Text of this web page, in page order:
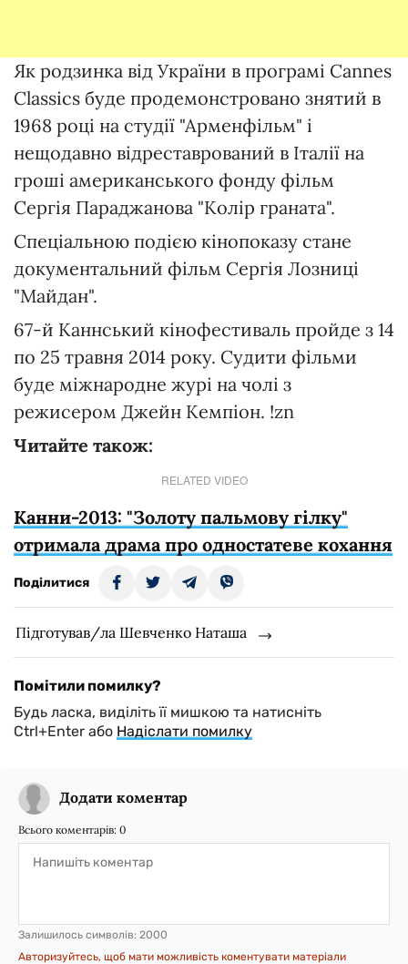
Як родзинка від України в програмі Cannes
Classics буде продемонстровано знятий в
1968 році на студії "Арменфільм" і
нещодавно відреставрований в Італії на
гроші американського фонду фільм
Сергія Параджанова "Колір граната".
Спеціальною подією кінопоказу стане
документальний фільм Сергія Лозниці
"Майдан".
67-й Каннський кінофестиваль пройде з 14
по 25 травня 2014 року. Судити фільми
буде міжнародне журі на чолі з
режисером Джейн Кемпіон. !zn
Читайте також:
RELATED VIDEO
Канни-2013: "Золоту пальмову гілку"
отримала драма про одностатеве кохання
Поділитися
Підготував/ла Шевченко Наташа
Помітили помилку?
Будь ласка, виділіть її мишкою та натисніть
Ctrl+Enter або Надіслати помилку
Додати коментар
Всього коментарів: 0
Залишилось символів: 2000
Авторизуйтесь, щоб мати можливість коментувати матеріали